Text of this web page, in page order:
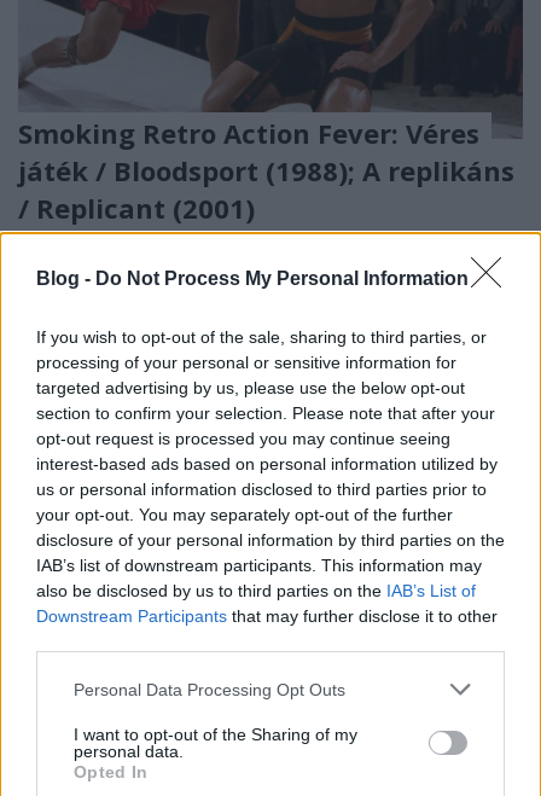
Blog - Do Not Process My Personal Information
If you wish to opt-out of the sale, sharing to third parties, or
processing of your personal or sensitive information for
targeted advertising by us, please use the below opt-out
section to confirm your selection. Please note that after your
opt-out request is processed you may continue seeing
interest-based ads based on personal information utilized by
us or personal information disclosed to third parties prior to
your opt-out. You may separately opt-out of the further
disclosure of your personal information by third parties on the
IAB’s list of downstream participants. This information may
also be disclosed by us to third parties on the IAB’s List of
Downstream Participants that may further disclose it to other
Please note that this website/app uses one or more Google
not limited to your visit or usage behaviour. You may click to
grant or deny consent to Google and its third-party tags to
use your data for below specified purposes in below Google
Personal Data Processing Opt Outs
I want to opt-out of the Sharing of my
personal data.
Opted In
Smoking Retro Action Fever: Véres
játék / Bloodsport (1988); A replikáns
/ Replicant (2001)
gyermekkorát, biztos megfertőződött annak a
kornak az akciómániájával, és ha mostanra már nem
is, akkor mindenki tagadhatatlanul Schwarzenegger,
Stallone esetleg Van Damme…